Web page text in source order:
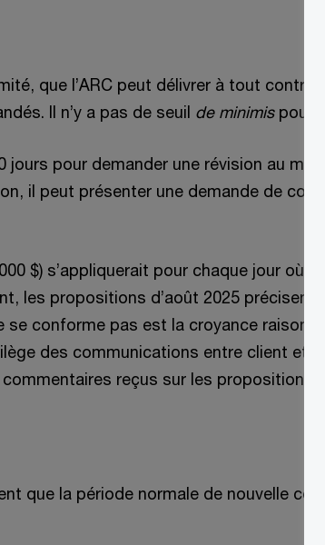
que l’ARC peut délivrer à tout
Il n’y a pas de seuil de minimispour
pour demander une révision au
il peut présenter une demande de
$) s’appliquerait pour chaque jour où
les propositions d’août 2025 précisent
conforme pas est la croyance
des communications entre client et
reçus sur les propositions
que la période normale de nouvelle